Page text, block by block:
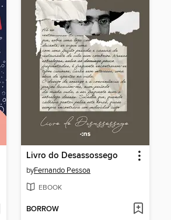
Livro do Desassossego
byFernando Pessoa
EBOOK
BORROW